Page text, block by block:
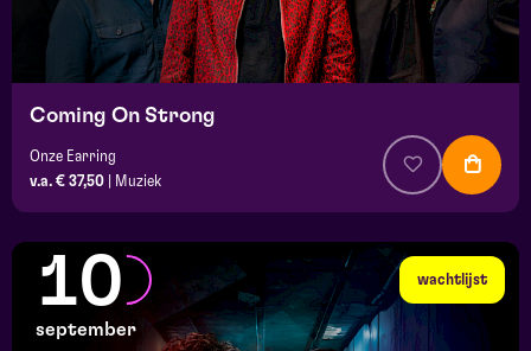
Coming On Strong
Onze Earring
v.a. € 37,50
Muziek
wachtlijst
10
september